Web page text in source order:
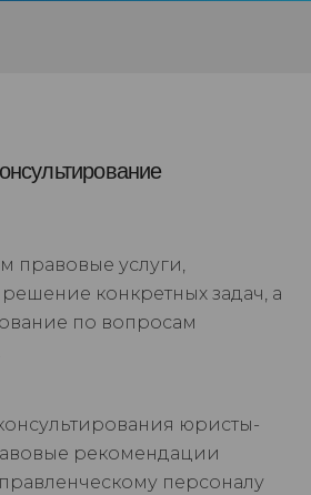
правовые услуги,
конкретных задач, а
по вопросам
юристы-
рекомендации
персоналу